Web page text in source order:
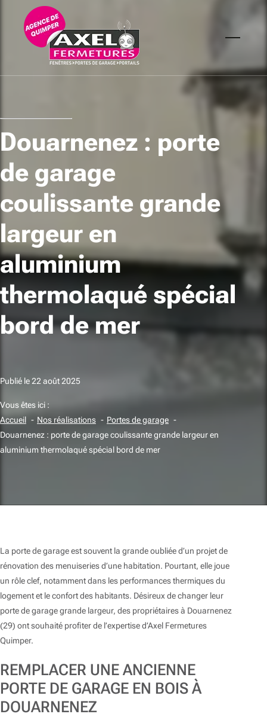
Douarnenez : porte
de garage
coulissante grande
largeur en
aluminium
thermolaqué spécial
bord de mer
Publié le22 août 2025
Vous êtes ici :
Accueil
Nos réalisations
Portes de garage
Douarnenez : porte de garage coulissante grande largeur en
aluminium thermolaqué spécial bord de mer
La porte de garage est souvent la grande oubliée d’un projet de
rénovation des menuiseries d’une habitation. Pourtant, elle joue
un rôle clef, notamment dans les performances thermiques du
logement et le confort des habitants. Désireux de changer leur
porte de garage grande largeur, des propriétaires à Douarnenez
(29) ont souhaité profiter de l’expertise d’Axel Fermetures
Quimper.
REMPLACER UNE ANCIENNE
PORTE DE GARAGE EN BOIS À
DOUARNENEZ